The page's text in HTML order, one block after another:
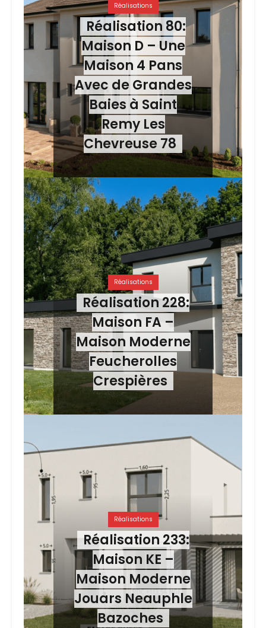
Réalisations
Réalisation 80:
Maison D – Une
Maison 4 Pans
Avec de Grandes
Baies à Saint
Remy Les
Chevreuse 78
Réalisations
Réalisation 228:
Maison FA –
Maison Moderne
Feucherolles
Crespières
Réalisations
Réalisation 233:
Maison KE –
Maison Moderne
Jouars Neauphle
Bazoches